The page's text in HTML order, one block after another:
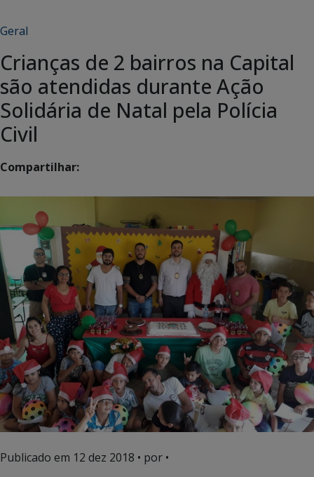
Geral
Crianças de 2 bairros na Capital
são atendidas durante Ação
Solidária de Natal pela Polícia
Civil
Compartilhar:
Publicado em 12 dez 2018 • por •